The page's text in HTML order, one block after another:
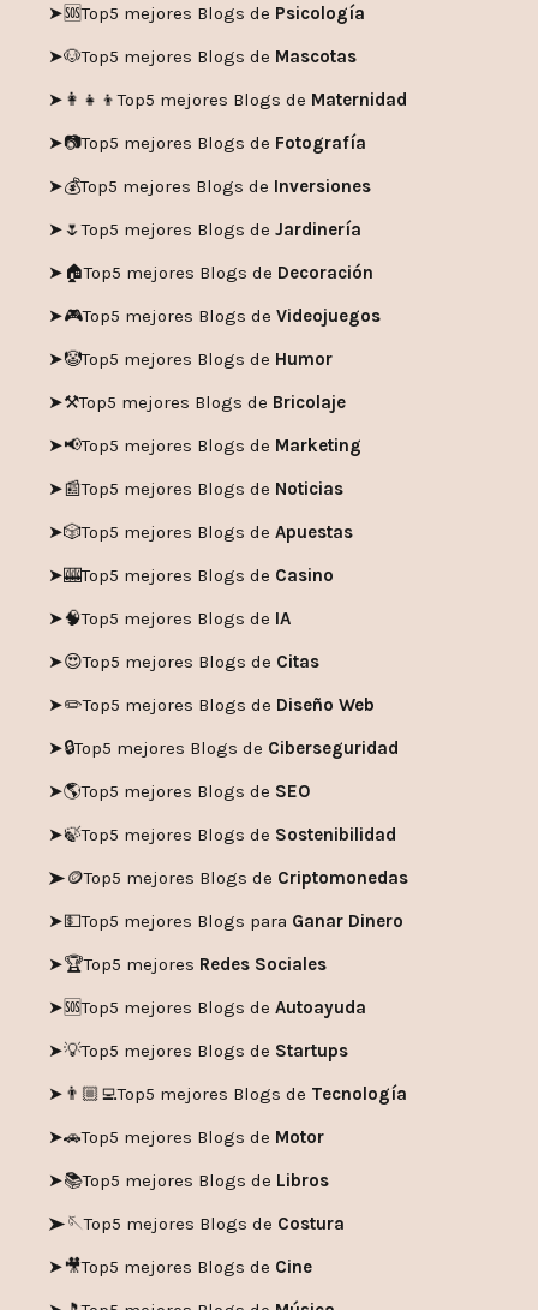
➤🆘Top5 mejores Blogs de Psicología
➤🐶Top5 mejores Blogs de Mascotas
➤👩‍👧‍👦Top5 mejores Blogs de Maternidad
➤📷Top5 mejores Blogs de Fotografía
➤💰Top5 mejores Blogs de Inversiones
➤🌷Top5 mejores Blogs de Jardinería
➤🏠Top5 mejores Blogs de Decoración
➤🎮Top5 mejores Blogs de Videojuegos
➤🤡Top5 mejores Blogs de Humor
➤⚒️Top5 mejores Blogs de Bricolaje
➤📢Top5 mejores Blogs de Marketing
➤📰Top5 mejores Blogs de Noticias
➤🎲Top5 mejores Blogs de Apuestas
➤🎰Top5 mejores Blogs de Casino
➤🧠Top5 mejores Blogs de IA
➤😍Top5 mejores Blogs de Citas
➤✏️Top5 mejores Blogs de Diseño Web
➤🔒Top5 mejores Blogs de Ciberseguridad
➤🌎Top5 mejores Blogs de SEO
➤🍃Top5 mejores Blogs de Sostenibilidad
➤🪙Top5 mejores Blogs de Criptomonedas
➤💵Top5 mejores Blogs para Ganar Dinero
➤🏆Top5 mejores Redes Sociales
➤🆘Top5 mejores Blogs de Autoayuda
➤💡Top5 mejores Blogs de Startups
➤👨🏼‍💻Top5 mejores Blogs de Tecnología
➤🚗Top5 mejores Blogs de Motor
➤📚Top5 mejores Blogs de Libros
➤🪡Top5 mejores Blogs de Costura
➤🎥Top5 mejores Blogs de Cine